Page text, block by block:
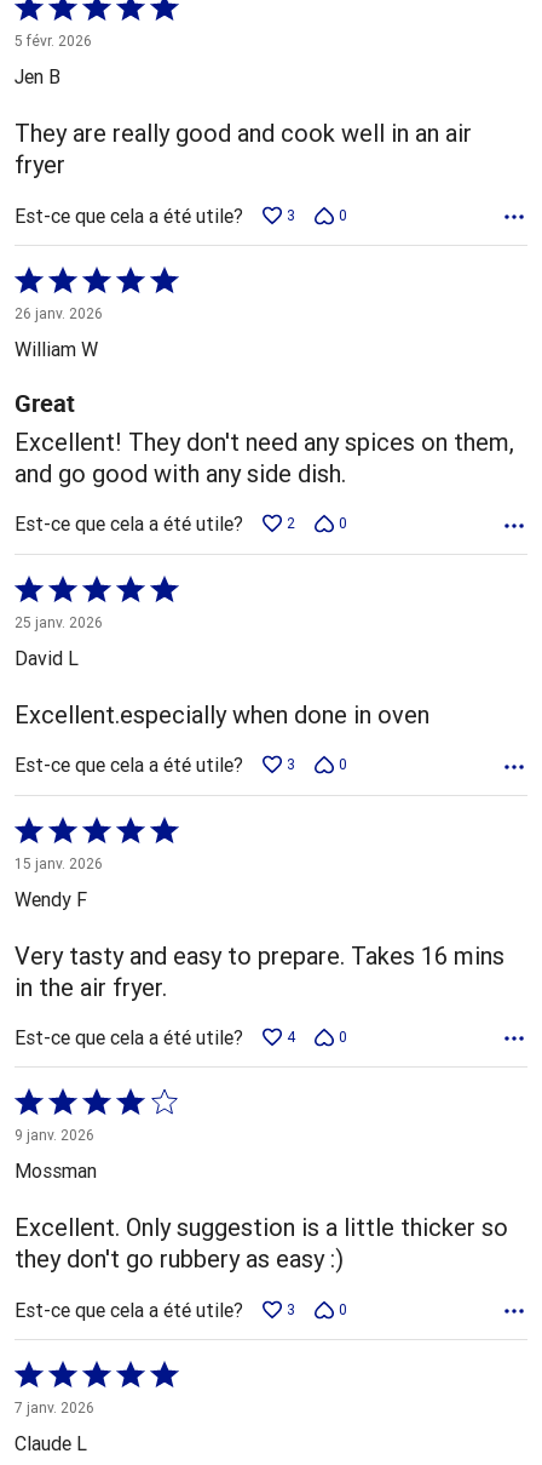
Coté
5 sur
5
5 févr. 2026
Jen B
They are really good and cook well in an air
fryer
Est-ce que cela a été utile? 3 0
Coté
5 sur
5
26 janv. 2026
William W
Great
Excellent! They don't need any spices on them,
and go good with any side dish.
Est-ce que cela a été utile? 2 0
Coté
5 sur
5
25 janv. 2026
David L
Excellent.especially when done in oven
Est-ce que cela a été utile? 3 0
Coté
5 sur
5
15 janv. 2026
Wendy F
Very tasty and easy to prepare. Takes 16 mins
in the air fryer.
Est-ce que cela a été utile? 4 0
Coté
4 sur
5
9 janv. 2026
Mossman
Excellent. Only suggestion is a little thicker so
they don't go rubbery as easy :)
Est-ce que cela a été utile? 3 0
Coté
5 sur
5
7 janv. 2026
Claude L